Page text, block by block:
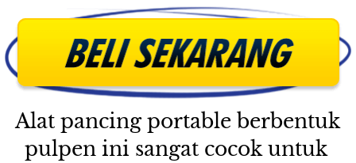
Alat pancing portable berbentuk
pulpen ini sangat cocok untuk